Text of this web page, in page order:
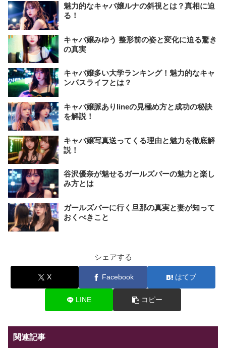
魅力的なキャバ嬢ルナの斜視とは？真相に迫
る！
キャバ嬢みゆう 整形前の姿と変化に迫る驚き
の真実
キャバ嬢多い大学ランキング！魅力的なキャ
ンパスライフとは？
キャバ嬢脈ありlineの見極め方と成功の秘訣
を解説！
キャバ嬢写真送ってくる理由と魅力を徹底解
説！
谷沢優奈が魅せるガールズバーの魅力と楽し
み方とは
ガールズバーに行く旦那の真実と妻が知って
おくべきこと
シェアする
X Facebook はてブ
LINE コピー
関連記事